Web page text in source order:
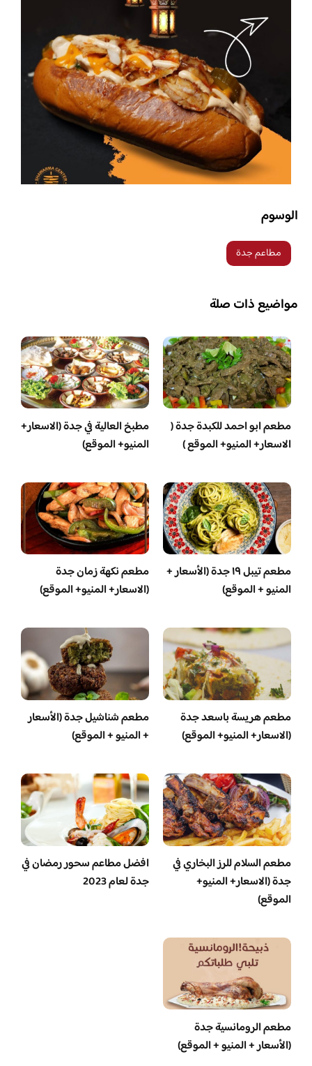
الوسوم
مطاعم جدة
مواضيع ذات صلة
مطعم ابو احمد للكبدة جدة (
الاسعار+ المنيو+ الموقع )
مطبخ العالية في جدة (الاسعار+
المنيو+ الموقع)
مطعم تيبل ١٩ جدة (الأسعار +
المنيو + الموقع)
مطعم نكهة زمان جدة
(الاسعار+ المنيو+ الموقع)
مطعم هريسة باسعد جدة
(الاسعار+ المنيو+ الموقع)
مطعم شناشيل جدة (الأسعار
+ المنيو + الموقع)
مطعم السلام للرز البخاري في
جدة (الاسعار+ المنيو+
الموقع)
افضل مطاعم سحور رمضان في
جدة لعام 2023
مطعم الرومانسية جدة
(الأسعار + المنيو + الموقع)